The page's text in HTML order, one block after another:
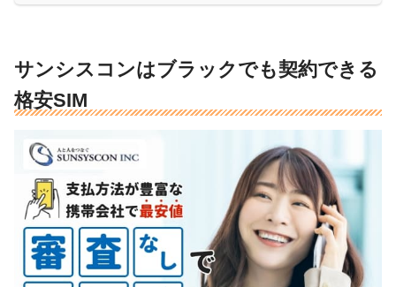
サンシスコンはブラックでも契約できる
格安SIM